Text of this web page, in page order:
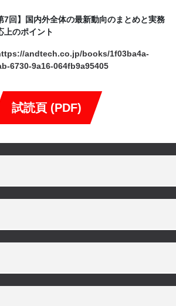
7回】国内外全体の最新動向のまとめと実務
上のポイント
andtech.co.jp/books/1f03ba4a-
6730-9a16-064fb9a95405
試読頁 (PDF)